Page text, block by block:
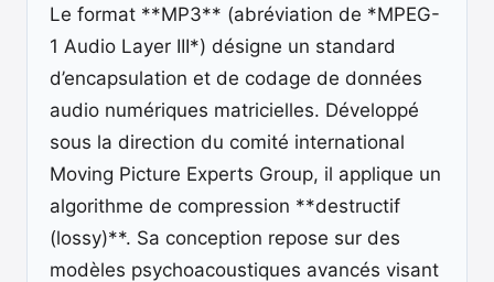
Le format **MP3** (abréviation de *MPEG-
1 Audio Layer III*) désigne un standard
d’encapsulation et de codage de données
audio numériques matricielles. Développé
sous la direction du comité international
Moving Picture Experts Group, il applique un
algorithme de compression **destructif
(lossy)**. Sa conception repose sur des
modèles psychoacoustiques avancés visant